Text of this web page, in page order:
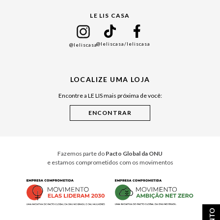
Cuidados Casa
LE LIS CASA
@leliscasa@leliscasa/leliscasa
LOCALIZE UMA LOJA
Encontre a LE LIS mais próxima de você:
Fazemos parte do Pacto Global da ONU
e estamos comprometidos com os movimentos